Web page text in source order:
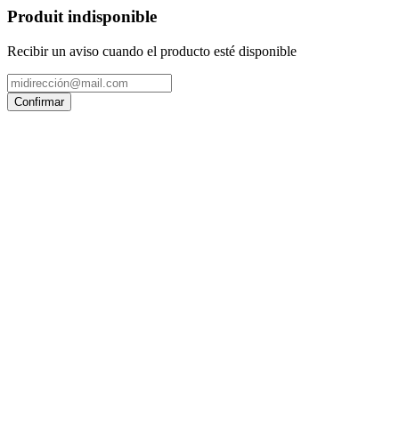
Produit indisponible
Recibir un aviso cuando el producto esté disponible
Confirmar